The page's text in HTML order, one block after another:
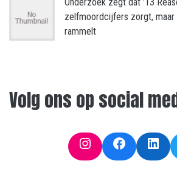
zelfmoordcijfers zorgt, maar
rammelt
Volg ons op social
InstagramFacebook